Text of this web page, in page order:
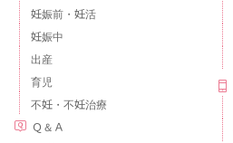
妊娠前・妊活
妊娠中
出産
育児
不妊・不妊治療
Ｑ＆Ａ